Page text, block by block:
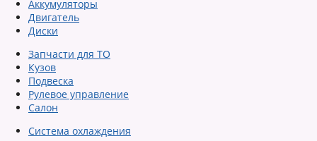
Аккумуляторы
Двигатель
Диски
Запчасти для ТО
Кузов
Подвеска
Рулевое управление
Салон
Система охлаждения